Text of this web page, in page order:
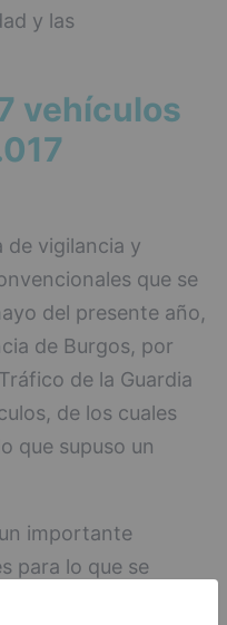
y las
vehículos
de vigilancia y
que se
del presente año,
de Burgos, por
de la Guardia
de los cuales
que supuso un
importante
para lo que se